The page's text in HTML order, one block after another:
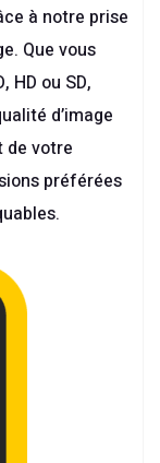
à notre prise
Que vous
HD ou SD,
d’image
de votre
préférées